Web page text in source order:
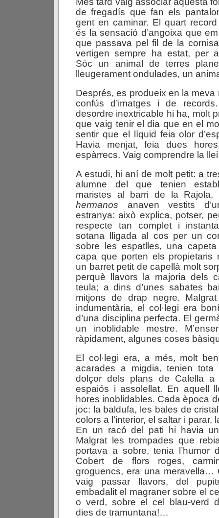
de fregadís que fan els
gent en caminar. El quart
és la sensació d’angoixa que
que passava pel fil de la
vertigen sempre ha estat, per
Sóc un animal de terres
lleugerament ondulades, un
Després, es produeix en la meva
confús d’imatges i de
desordre inextricable hi ha, molt
que vaig tenir el dia que en el
sentir que el líquid feia olor
Havia menjat, feia dues
espàrrecs. Vaig comprendre la
A estudi, hi aní de molt petit: a
alumne del que tenien
maristes al barri de la Rajola,
hermanos anaven vestits
estranya: això explica, potser,
respecte tan complet i
sotana lligada al cos per un
sobre les espatlles, una
capa que porten els
un barret petit de capellà molt
perquè llavors la majoria dels
teula; a dins d’unes sabates
mitjons de drap negre.
indumentària, el col·legi era
d’una disciplina perfecta. El
un inoblidable mestre.
ràpidament, algunes coses
El col·legi era, a més, molt
acarades a migdia, tenien
dolçor dels plans de Calella a
espaiós i assolellat. En aquell
hores inoblidables. Cada època
joc: la baldufa, les bales de
colors a l’interior, el saltar i
En un racó del pati hi havia
Malgrat les trompades que
portava a sobre, tenia l’humor
Cobert de flors roges,
groguencs, era una meravella…
vaig passar llavors, del
embadalit el magraner sobre el
o verd, sobre el cel blau-verd
dies de tramuntana!…